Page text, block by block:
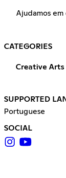
Ajudamos
CATEGORIES
Creative Arts
SUPPORTED
Portuguese
SOCIAL